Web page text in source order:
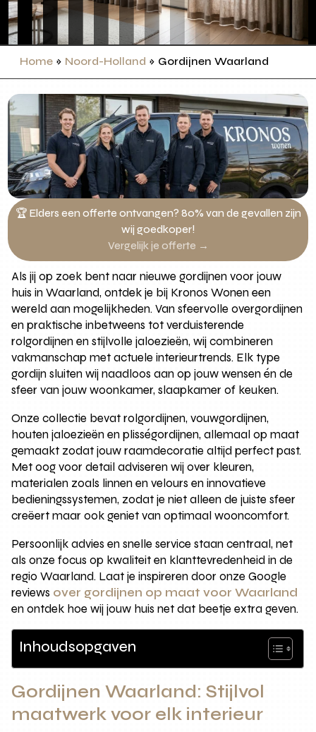
Home» Noord-Holland » Gordijnen Waarland
🏆 Elders een offerte ontvangen? 80% van de gevallen zijn
wij goedkoper!
Vergelijk je offerte →
Als jij op zoek bent naar nieuwe gordijnen voor jouw
huis in Waarland, ontdek je bij Kronos Wonen een
wereld aan mogelijkheden. Van sfeervolle overgordijnen
en praktische inbetweens tot verduisterende
rolgordijnen en stijlvolle jaloezieën, wij combineren
vakmanschap met actuele interieurtrends. Elk type
gordijn sluiten wij naadloos aan op jouw wensen én de
sfeer van jouw woonkamer, slaapkamer of keuken.
Onze collectie bevat rolgordijnen, vouwgordijnen,
houten jaloezieën en plisségordijnen, allemaal op maat
gemaakt zodat jouw raamdecoratie altijd perfect past.
Met oog voor detail adviseren wij over kleuren,
materialen zoals linnen en velours en innovatieve
bedieningssystemen, zodat je niet alleen de juiste sfeer
creëert maar ook geniet van optimaal wooncomfort.
Persoonlijk advies en snelle service staan centraal, net
als onze focus op kwaliteit en klanttevredenheid in de
regio Waarland. Laat je inspireren door onze Google
reviews over gordijnen op maat voor Waarland
en ontdek hoe wij jouw huis net dat beetje extra geven.
Inhoudsopgaven
Gordijnen Waarland: Stijlvol
maatwerk voor elk interieur